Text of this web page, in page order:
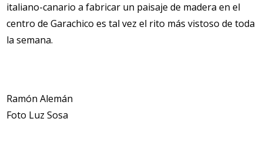
italiano-canario a fabricar un paisaje de madera en el
centro de Garachico es tal vez el rito más vistoso de toda
la semana.
Ramón Alemán
Foto Luz Sosa